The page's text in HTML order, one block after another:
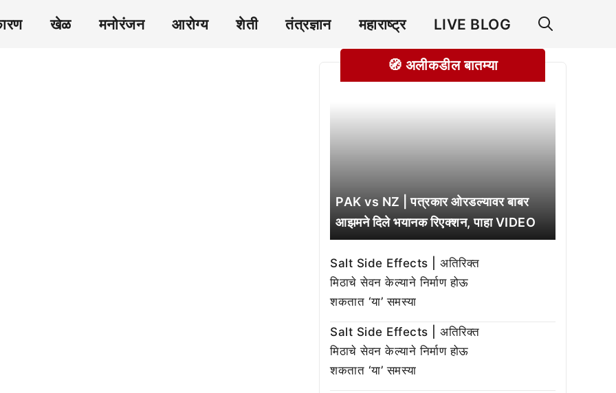
खेळ मनोरंजन आरोग्य शेती तंत्रज्ञान महाराष्ट्र LIVE BLOG
🧭 अलीकडील बातम्या
PAK vs NZ | पत्रकार ओरडल्यावर बाबर
आझमने दिले भयानक रिएक्शन, पाहा VIDEO
Salt Side Effects | अतिरिक्त
मिठाचे सेवन केल्याने निर्माण होऊ
शकतात ‘या’ समस्या
Salt Side Effects | अतिरिक्त
मिठाचे सेवन केल्याने निर्माण होऊ
शकतात ‘या’ समस्या